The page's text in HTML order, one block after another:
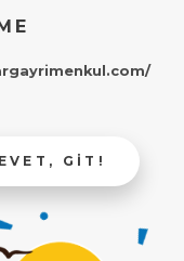
EVET, GIT!